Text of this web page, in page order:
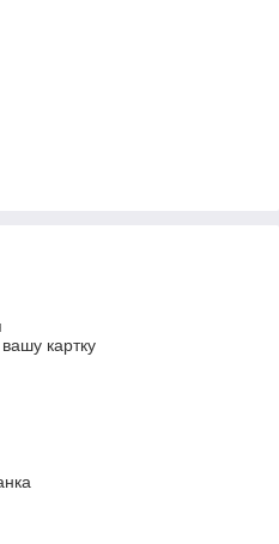
картку